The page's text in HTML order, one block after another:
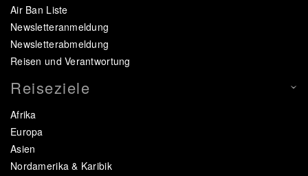
Air Ban Liste
Newsletteranmeldung
Newsletterabmeldung
Reisen und Verantwortung
Reiseziele
Afrika
Europa
Asien
Nordamerika & Karibik